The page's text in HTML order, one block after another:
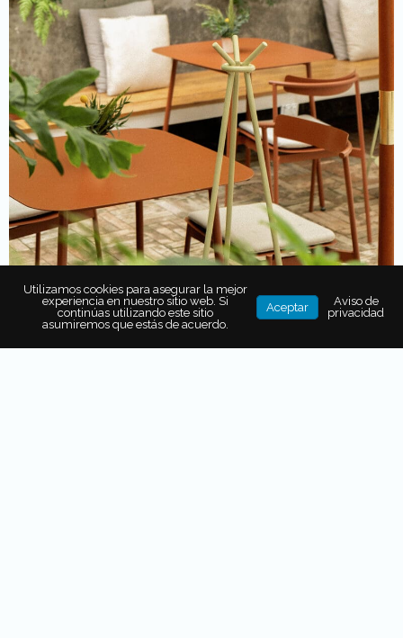
Utilizamos cookies para asegurar la mejor
experiencia en nuestro sitio web. Si
continúas utilizando este sitio
asumiremos que estás de acuerdo.
Aceptar
Aviso de
privacidad